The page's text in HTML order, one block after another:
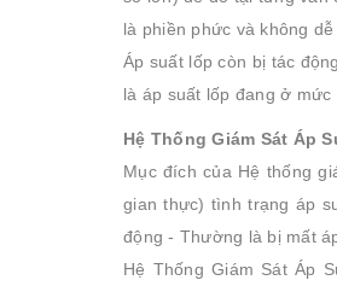
là phiền phức và không
Áp suất lốp còn bị tác
là áp suất lốp đang ở
Hệ Thống Giám Sát Áp
Mục đích của Hệ thống
gian thực) tình trạng áp
động - Thường là bị mất
Hệ Thống Giám Sát Áp